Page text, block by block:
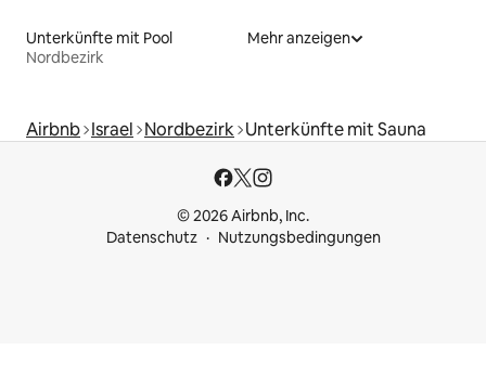
Unterkünfte mit Pool
Nordbezirk
Mehr anzeigen
Airbnb Israel Nordbezirk Unterkünfte mit Sauna
© 2026 Airbnb, Inc.
Datenschutz
Nutzungsbedingungen